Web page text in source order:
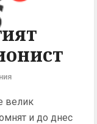
велик
и до днес